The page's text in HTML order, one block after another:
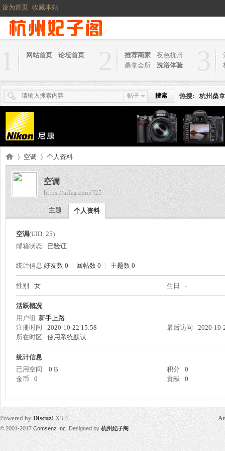
设为首页 收藏本站
1 网站首页 论坛首页 2 推荐商家
夜色杭州
桑拿会所
洗浴体验 3
帖子 搜索 热搜: 杭州桑
妃
›
空调 个人资料
空调
https://aifzg.com/?25
主题 个人资料
空调(UID: 25)
邮箱状态
已验证
统计信息 好友数 0 | 回帖数 0 | 主题数 0
性别 女 生日 -
活跃概况
用户组 新手上路
注册时间
2020-10-22 15:58 最后访问
2020-10-
所在时区
使用系统默认
统计信息
已用空间
0 B 积分
0
金币
0 贡献 0
Powered by Discuz! X3.4
© 2001-2017 Comsenz Inc. Designed by杭州妃子阁